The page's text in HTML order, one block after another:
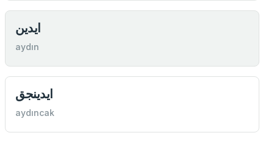
ايدين
aydın
ايدينجق
aydıncak